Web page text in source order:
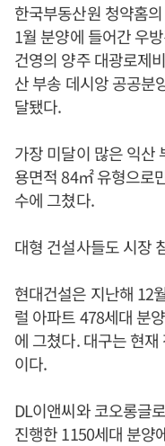
한국부동산원 청약홈
1월 분양에 들어간 우
건영의 양주 대광로제
산 부송 데시앙 공공분
달됐다.
가장 미달이 많은 익산
용면적 84㎡ 유형으로
수에 그쳤다.
대형 건설사들도 시장
현대건설은 지난해 12
럴 아파트 478세대 분
에 그쳤다. 대구는 현
이다.
DL이앤씨와 코오롱글
진행한 1150세대 분양